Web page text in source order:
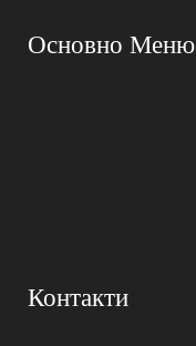
Основно Меню
Контакти